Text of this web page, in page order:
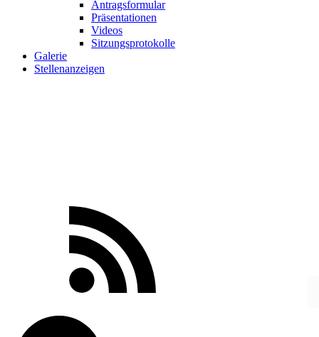
Antragsformular
Präsentationen
Videos
Sitzungsprotokolle
Galerie
Stellenanzeigen